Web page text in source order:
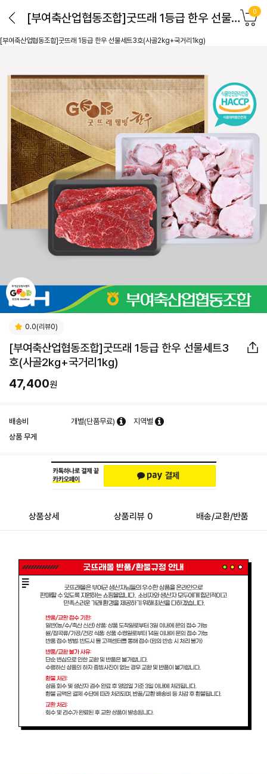
[부여축산업협동조합]굿뜨래 1등급 한우 선물세트3호(사골2kg+국거리1kg) 0
[부여축산업협동조합]굿뜨래 1등급 한우 선물세트3호(사골2kg+국거리1kg)
0.0(리뷰0)
[부여축산업협동조합]굿뜨래 1등급 한우 선물세트3
호(사골2kg+국거리1kg)
47,400원
배송비 개별(단품무료)
지역별
상품 무게
상품상세 상품리뷰 0 배송/교환/반품